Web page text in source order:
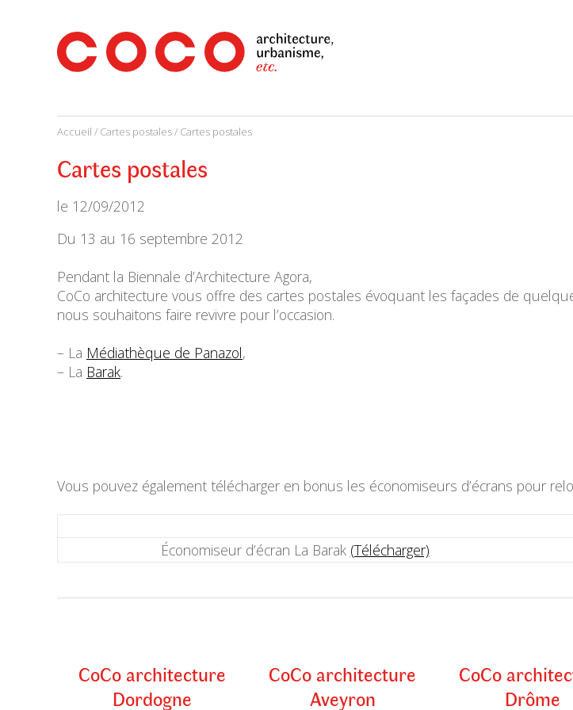
Architecture
architecture,
urbanisme,
etc.
Accueil / Cartes postales/ Cartes postales
Cartes postales
le 12/09/2012
Du 13 au 16 septembre 2012
Pendant la Biennale d’Architecture Agora,
CoCo architecture vous offre des cartes postales évoquant les façades de
nous souhaitons faire revivre pour l’occasion.
– La Médiathèque de Panazol,
– La Barak.
Vous pouvez également télécharger en bonus les économiseurs d’écrans pour
Économiseur d’écran La Barak (Télécharger)
CoCo architecture
Dordogne
CoCo architecture
Aveyron
CoCo
Drôme